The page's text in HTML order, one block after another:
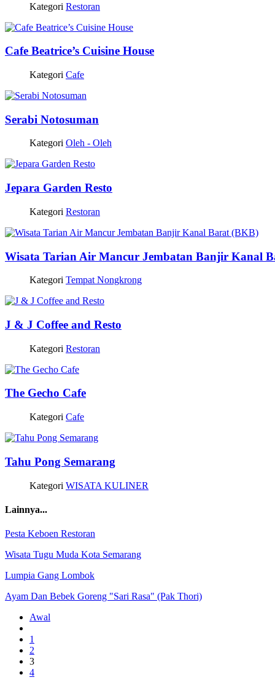
Kategori Restoran
Cafe Beatrice’s Cuisine House
Kategori Cafe
Serabi Notosuman
Kategori Oleh - Oleh
Jepara Garden Resto
Kategori Restoran
Wisata Tarian Air Mancur Jembatan Banjir Kanal
Kategori Tempat Nongkrong
J & J Coffee and Resto
Kategori Restoran
The Gecho Cafe
Kategori Cafe
Tahu Pong Semarang
Kategori WISATA KULINER
Lainnya...
Pesta Keboen Restoran
Wisata Tugu Muda Kota Semarang
Lumpia Gang Lombok
Ayam Dan Bebek Goreng "Sari Rasa" (Pak Thori)
Awal
1
2
3
4